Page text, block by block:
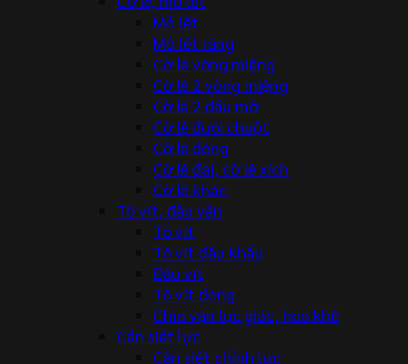
Mỏ lết
Mỏ lết răng
Cờ lê vòng miệng
Cờ lê 2 vòng miệng
Cờ lê 2 đầu mở
Cờ lê đuôi chuột
Cờ lê đóng
Cờ lê đai, cờ lê xích
Cờ lê khác
Tô vít, đầu vặn
Tô vít
Tô vít đầu khẩu
Đầu vít
Tô vít đóng
Chìa vặn lục giác, hoa khế
Cần siết lực
Cần siết chỉnh lực